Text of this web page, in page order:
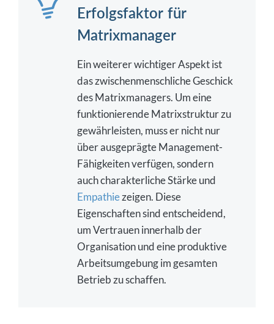
Erfolgsfaktor für
Matrixmanager
Ein weiterer wichtiger Aspekt ist
das zwischenmenschliche Geschick
des Matrixmanagers. Um eine
funktionierende Matrixstruktur zu
gewährleisten, muss er nicht nur
über ausgeprägte Management-
Fähigkeiten verfügen, sondern
auch charakterliche Stärke und
Empathiezeigen. Diese
Eigenschaften sind entscheidend,
um Vertrauen innerhalb der
Organisation und eine produktive
Arbeitsumgebung im gesamten
Betrieb zu schaffen.